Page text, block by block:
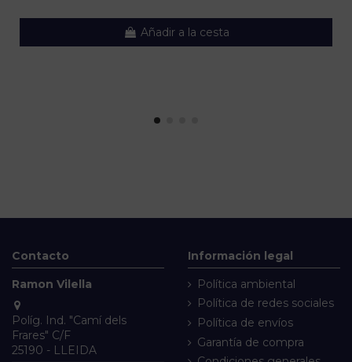
Añadir a la cesta
Contacto
Ramon Vilella
Políg. Ind. "Camí dels
Frares" C/F
25190 - LLEIDA
Información legal
Política ambiental
Política de redes sociales
Política de envíos
Garantía de compra